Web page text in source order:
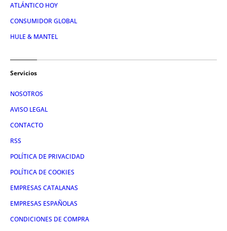
ATLÁNTICO HOY
CONSUMIDOR GLOBAL
HULE & MANTEL
Servicios
NOSOTROS
AVISO LEGAL
CONTACTO
RSS
POLÍTICA DE PRIVACIDAD
POLÍTICA DE COOKIES
EMPRESAS CATALANAS
EMPRESAS ESPAÑOLAS
CONDICIONES DE COMPRA